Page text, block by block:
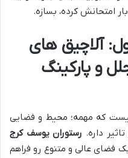
امتحانش کرده، بسازه.
آلاچیق های
و پارکینگ
که مهمه؛ محیط و فضایی
داره. رستوران یوسف کرج
فضای عالی و متنوع رو فراهم